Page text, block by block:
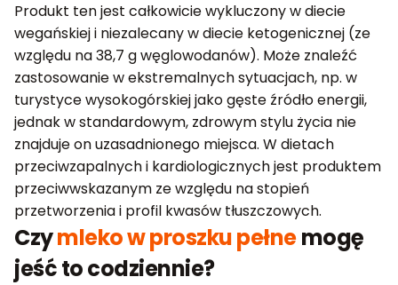
Produkt ten jest całkowicie wykluczony w diecie
wegańskiej i niezalecany w diecie ketogenicznej (ze
względu na 38,7 g węglowodanów). Może znaleźć
zastosowanie w ekstremalnych sytuacjach, np. w
turystyce wysokogórskiej jako gęste źródło energii,
jednak w standardowym, zdrowym stylu życia nie
znajduje on uzasadnionego miejsca. W dietach
przeciwzapalnych i kardiologicznych jest produktem
przeciwwskazanym ze względu na stopień
przetworzenia i profil kwasów tłuszczowych.
Czymleko w proszku pełnemogę
jeść to codziennie?